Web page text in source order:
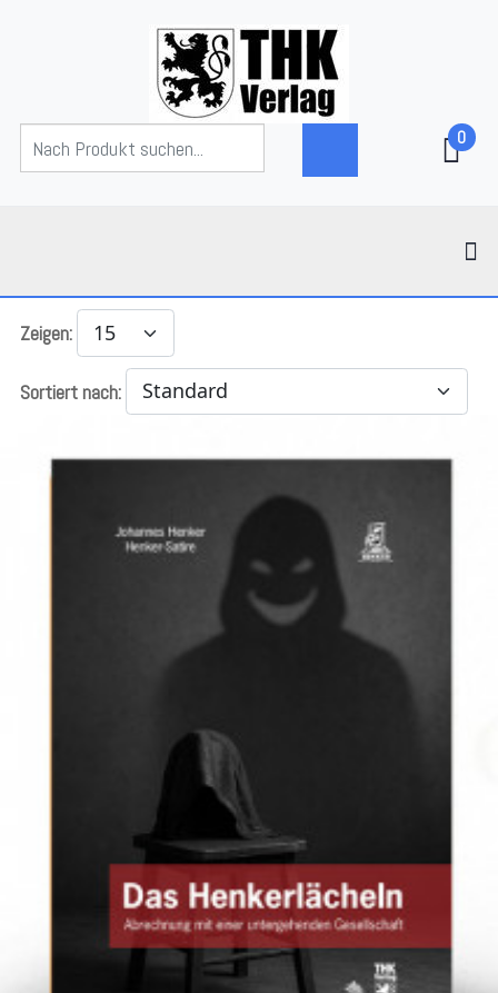
0
Zeigen:
Sortiert nach: